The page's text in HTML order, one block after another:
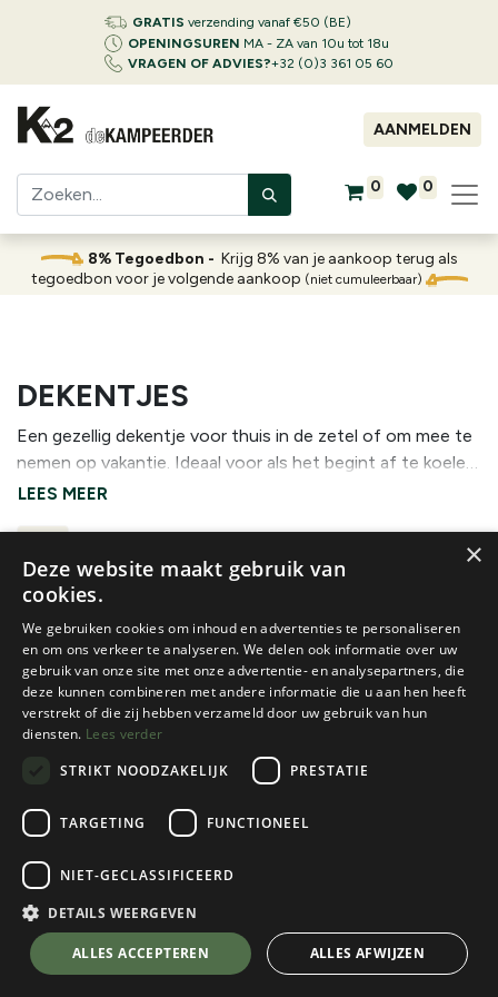
GRATIS verzending vanaf €50 (BE)
OPENINGSUREN MA - ZA van 10u tot 18u
VRAGEN OF ADVIES?+32 (0)3 361 05 60
AANMELDEN
0 0
8% Tegoedbon - Krijg 8% van je aankoop terug als
tegoedbon voor je volgende aankoop (niet cumuleerbaar)
DEKENTJES
Een gezellig dekentje voor thuis in de zetel of om mee te
nemen op vakantie. Ideaal voor als het begint af te koelen
of als je toch een extra laagje nodig hebt bovenop je
Belpo
HERRINGBONE PLAIDS - 100%
VIRGIN WOOL - 140 X 200 CM
2 color(s) available
€ 89,95
Belpo
€ 94,95
×
Deze website maakt gebruik van
cookies.
We gebruiken cookies om inhoud en advertenties te personaliseren
en om ons verkeer te analyseren. We delen ook informatie over uw
gebruik van onze site met onze advertentie- en analysepartners, die
deze kunnen combineren met andere informatie die u aan hen heeft
verstrekt of die zij hebben verzameld door uw gebruik van hun
diensten. Lees verder
STRIKT NOODZAKELIJK
PRESTATIE
TARGETING FUNCTIONEEL
NIET-GECLASSIFICEERD
DETAILS WEERGEVEN
ALLES ACCEPTEREN ALLES AFWIJZEN